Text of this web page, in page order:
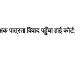
पात्रता विवाद पहुँचा हाई कोर्ट;